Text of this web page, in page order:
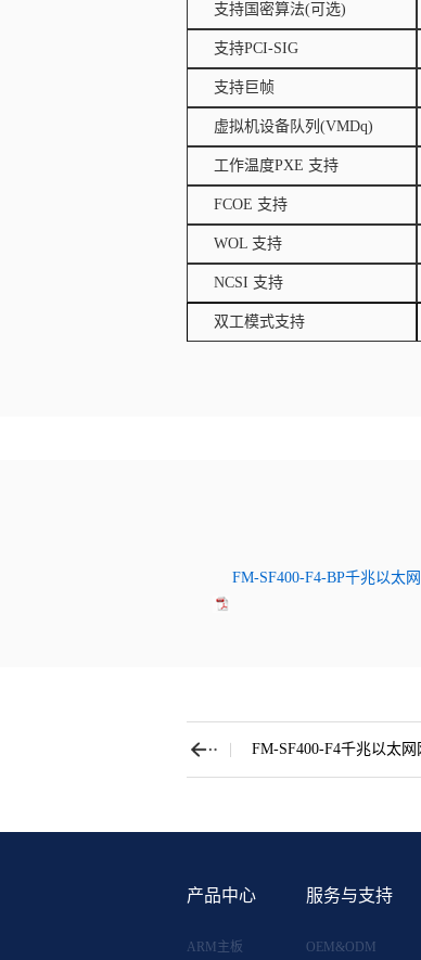
支持国密算法(可选)
支持PCI-SIG
支持巨帧
虚拟机设备队列(VMDq)
工作温度PXE 支持
FCOE 支持
WOL 支持
NCSI 支持
双工模式支持
FM-SF400-F4-BP千兆以太
FM-SF400-F4千兆以太网
产品中心
ARM主板
服务与支持
OEM&ODM